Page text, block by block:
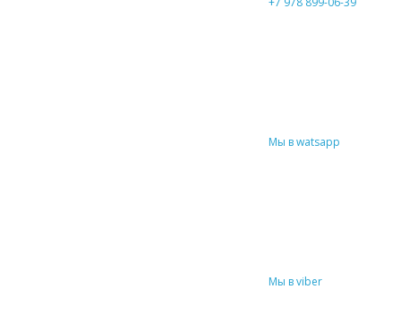
Мы в watsapp
Мы в viber